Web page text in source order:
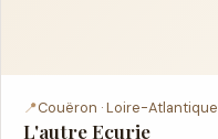
📍Couëron · Loire-Atlantique
L'autre Ecurie